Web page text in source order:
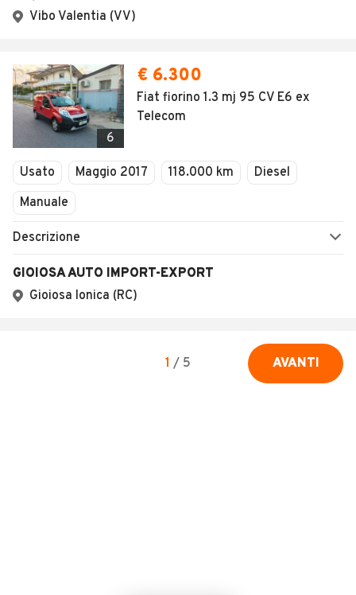
Vibo Valentia (VV)
6
€ 6.300
Fiat fiorino 1.3 mj 95 CV E6 ex
Telecom
Usato Maggio 2017 118.000 km
Diesel
Manuale
Descrizione
GIOIOSA AUTO IMPORT-EXPORT
Gioiosa Ionica (RC)
1 / 5 AVANTI